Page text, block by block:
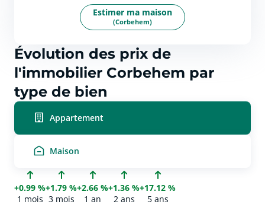
Estimer ma maison
(Corbehem)
Évolution des prix de
l'immobilier Corbehem par
type de bien
Appartement
Maison
+0.99 %
1 mois
+1.79 %
3 mois
+2.66 %
1 an
+1.36 %
2 ans
+17.12 %
5 ans